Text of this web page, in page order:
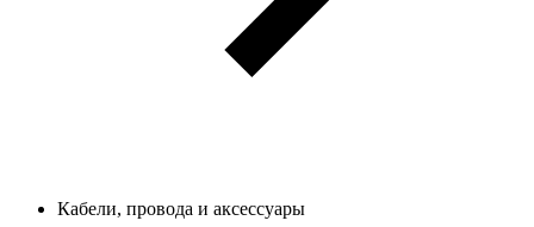
Кабели, провода и аксессуары